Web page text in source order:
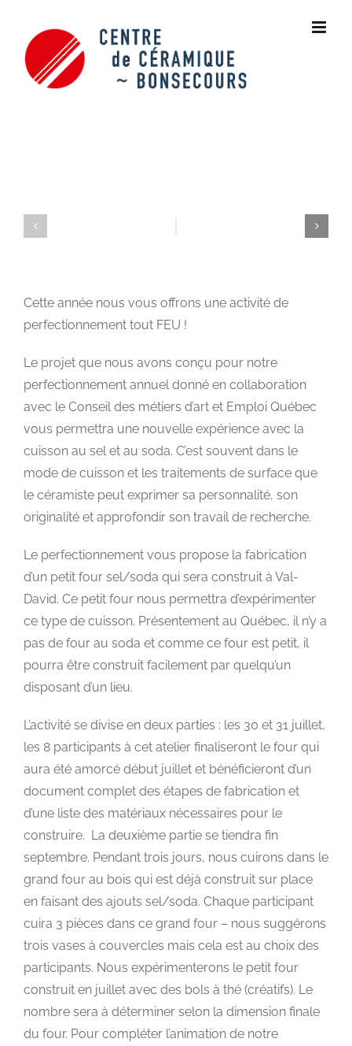
content
Cette année nous vous offrons une activité de
perfectionnement tout FEU !
Le projet que nous avons conçu pour notre
perfectionnement annuel donné en collaboration
avec le Conseil des métiers d’art et Emploi Québec
vous permettra une nouvelle expérience avec la
cuisson au sel et au soda. C’est souvent dans le
mode de cuisson et les traitements de surface que
le céramiste peut exprimer sa personnalité, son
originalité et approfondir son travail de recherche.
Le perfectionnement vous propose la fabrication
d’un petit four sel/soda qui sera construit à Val-
David. Ce petit four nous permettra d’expérimenter
ce type de cuisson. Présentement au Québec, il n’y a
pas de four au soda et comme ce four est petit, il
pourra être construit facilement par quelqu’un
disposant d’un lieu.
L’activité se divise en deux parties : les 30 et 31 juillet,
les 8 participants à cet atelier finaliseront le four qui
aura été amorcé début juillet et bénéficieront d’un
document complet des étapes de fabrication et
d’une liste des matériaux nécessaires pour le
construire. La deuxième partie se tiendra fin
septembre. Pendant trois jours, nous cuirons dans le
grand four au bois qui est déjà construit sur place
en faisant des ajouts sel/soda. Chaque participant
cuira 3 pièces dans ce grand four – nous suggérons
trois vases à couvercles mais cela est au choix des
participants. Nous expérimenterons le petit four
construit en juillet avec des bols à thé (créatifs). Le
nombre sera à déterminer selon la dimension finale
du four. Pour compléter l’animation de notre